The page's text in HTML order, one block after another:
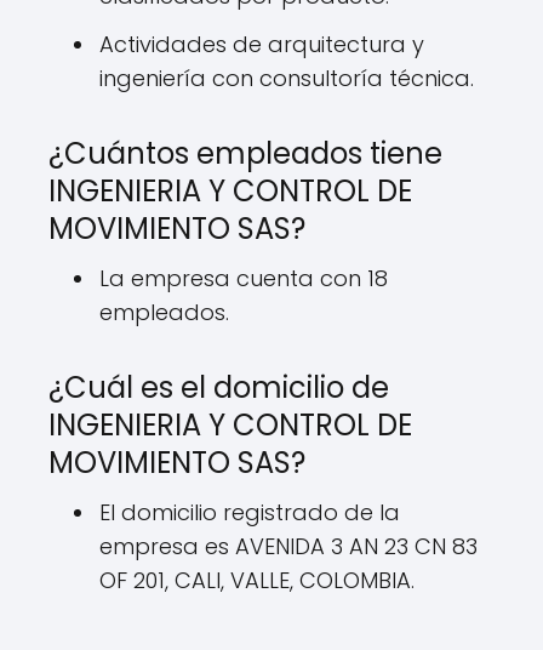
Actividades de arquitectura y
ingeniería con consultoría técnica.
¿Cuántos empleados tiene
INGENIERIA Y CONTROL DE
MOVIMIENTO SAS?
La empresa cuenta con 18
empleados.
¿Cuál es el domicilio de
INGENIERIA Y CONTROL DE
MOVIMIENTO SAS?
El domicilio registrado de la
empresa es AVENIDA 3 AN 23 CN 83
OF 201, CALI, VALLE, COLOMBIA.